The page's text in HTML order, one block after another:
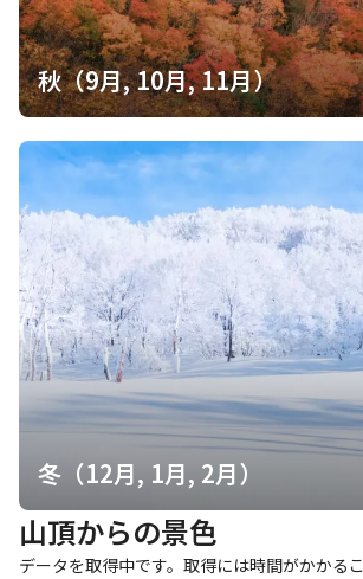
秋（9月, 10月, 11月）
冬（12月, 1月, 2月）
山頂からの景色
データを取得中です。取得には時間がかかる